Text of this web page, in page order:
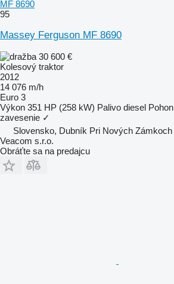
MF 8690
95
Massey Ferguson MF 8690
30 600 €
Kolesový traktor
2012
14 076 m/h
Euro 3
Výkon 351 HP (258 kW) Palivo diesel Pohon
zavesenie ✓
Slovensko, Dubník Pri Nových Zámkoch
Veacom s.r.o.
Obráťte sa na predajcu